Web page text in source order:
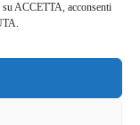
ACCETTA, acconsenti